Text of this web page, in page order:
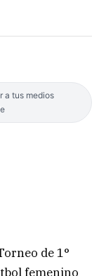
a tus medios
de 1°
femenino